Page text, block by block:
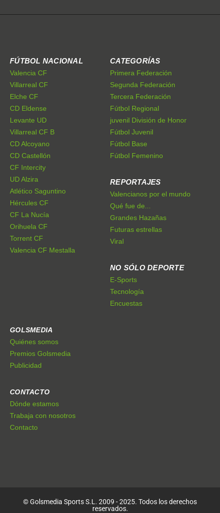
FÚTBOL NACIONAL
Valencia CF
Villarreal CF
Elche CF
CD Eldense
Levante UD
Villarreal CF B
CD Alcoyano
CD Castellón
CF Intercity
UD Alzira
Atlético Saguntino
Hércules CF
CF La Nucía
Orihuela CF
Torrent CF
Valencia CF Mestalla
CATEGORÍAS
Primera Federación
Segunda Federación
Tercera Federación
Fútbol Regional
juvenil División de Honor
Fútbol Juvenil
Fútbol Base
Fútbol Femenino
REPORTAJES
Valencianos por el mundo
Qué fue de...
Grandes Hazañas
Futuras estrellas
Viral
NO SÓLO DEPORTE
E-Sports
Tecnología
Encuestas
GOLSMEDIA
Quiénes somos
Premios Golsmedia
Publicidad
CONTACTO
Dónde estamos
Trabaja con nosotros
Contacto
© Golsmedia Sports S.L. 2009 - 2025. Todos los derechos
reservados.